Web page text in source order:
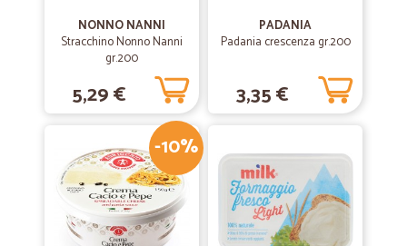
NONNO NANNI
Stracchino Nonno Nanni
gr.200
5,29 €
PADANIA
Padania crescenza gr.200
3,35 €
-10%